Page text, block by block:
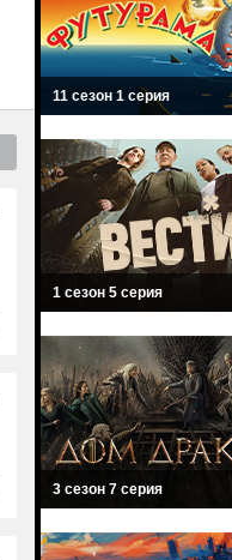
11 сезон 1 серия
1 сезон 5 серия
3 сезон 7 серия